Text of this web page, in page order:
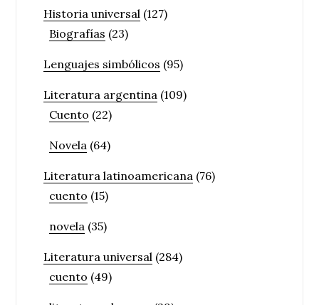
Historia universal (127)
Biografías (23)
Lenguajes simbólicos (95)
Literatura argentina (109)
Cuento (22)
Novela (64)
Literatura latinoamericana (76)
cuento (15)
novela (35)
Literatura universal (284)
cuento (49)